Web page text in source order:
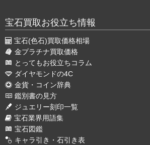
宝石買取お役立ち情報
宝石(色石)買取価格相場
金プラチナ買取価格
とってもお役立ちコラム
ダイヤモンドの4C
金貨・コイン辞典
鑑別書の見方
ジュエリー刻印一覧
宝石業界用語集
宝石図鑑
キャラ引き・石引き表